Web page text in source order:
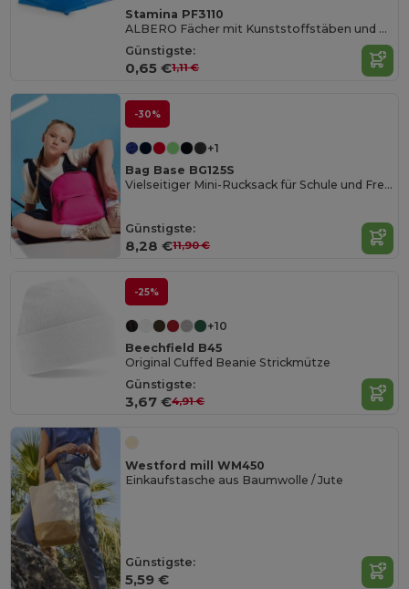
Stamina PF3110
ALBERO Fächer mit Kunststoffstäben und Polyestergewebe
Günstigste:
0,65 €1,11 €
-30%
+1
Bag Base BG125S
Vielseitiger Mini-Rucksack für Schule und Freizeit
Günstigste:
8,28 €11,90 €
-25%
+10
Beechfield B45
Original Cuffed Beanie Strickmütze
Günstigste:
3,67 €4,91 €
Westford mill WM450
Einkaufstasche aus Baumwolle / Jute
Günstigste:
5,59 €